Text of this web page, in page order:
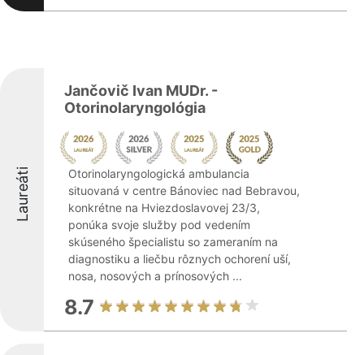
Laureáti
Jančovič Ivan MUDr. -
Otorinolaryngológia
Otorinolaryngologická ambulancia
situovaná v centre Bánoviec nad Bebravou,
konkrétne na Hviezdoslavovej 23/3,
ponúka svoje služby pod vedením
skúseného špecialistu so zameraním na
diagnostiku a liečbu rôznych ochorení uší,
nosa, nosových a prínosových ...
8.7